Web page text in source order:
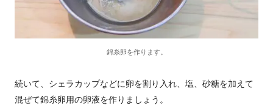
錦糸卵を作ります。
続いて、シェラカップなどに卵を割り入れ、塩、砂糖を加えて
混ぜて錦糸卵用の卵液を作りましょう。